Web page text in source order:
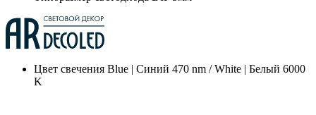
Цвет свечения Blue | Синий 470 nm / White | Белый 6000
K